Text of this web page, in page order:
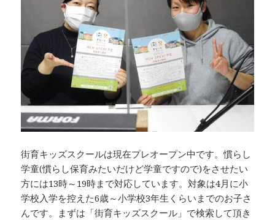
街育キッズスクールは現在プレオープン中です。慣らし
学童(慣らし保育みたいだけど学童ですので)をさせたい
方には13時～19時まで対応しています。対象は4月に小
学校入学を控えた6歳～小学校3年生くらいまでのお子さ
んです。まずは「街育キッズスクール」で検索して頂き